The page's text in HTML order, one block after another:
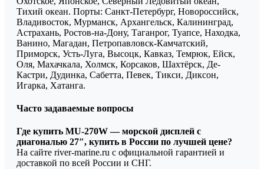
Тихий океан. Порты: Санкт-Петербург, Новороссийск,
Владивосток, Мурманск, Архангельск, Калининград,
Астрахань, Ростов-на-Дону, Таганрог, Туапсе, Находка,
Ванино, Магадан, Петропавловск-Камчатский,
Приморск, Усть-Луга, Высоцк, Кавказ, Темрюк, Ейск,
Оля, Махачкала, Холмск, Корсаков, Шахтёрск, Де-
Кастри, Дудинка, Сабетта, Певек, Тикси, Диксон,
Игарка, Хатанга.
Часто задаваемые вопросы
Где купить MU-270W — морской дисплей с
диагональю 27″, купить в России по лучшей цене?
На сайте river-marine.ru с официальной гарантией и
доставкой по всей России и СНГ.